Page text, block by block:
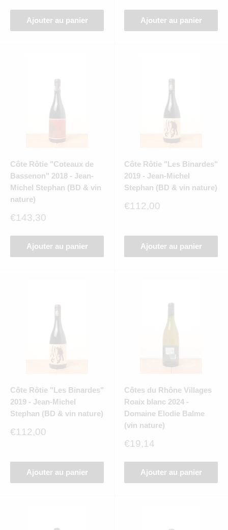
Ajouter au panier Ajouter au panier
Côte Rôtie "Coteaux de
Bassenon" 2018 - Jean-
Michel Stephan (BD & vin
nature)
Prix
€143,30
Ajouter au panier
Côte Rôtie "Les Binardes"
2019 - Jean-Michel
Stephan (BD & vin nature)
Prix
€112,00
Ajouter au panier
Côte Rôtie "Les Binardes"
2019 - Jean-Michel
Stephan (BD & vin nature)
Prix
€112,00
Ajouter au panier
Côtes du Rhône Villages
Roaix blanc 2024 -
Domaine Elodie Balme
(vin nature)
Prix
€19,14
Ajouter au panier